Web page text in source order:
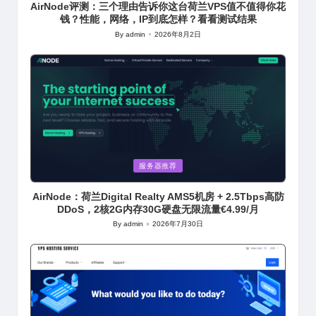
AirNode评测：三个理由告诉你这台荷兰VPS值不值得你花
钱？性能，网络，IP到底怎样？看看测试结果
Posted
Byadmin 2026年8月2日
in
服务器推荐
AirNode：荷兰Digital Realty AMS5机房 + 2.5Tbps高防
DDoS，2核2G内存30G硬盘无限流量€4.99/月
Posted
Byadmin 2026年7月30日